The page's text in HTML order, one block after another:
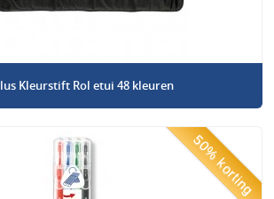
Kleurstift Rol etui 48 kleuren
50% korting